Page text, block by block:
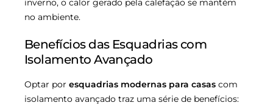
inverno, o calor gerado pela calefação se mantém
no ambiente.
Benefícios das Esquadrias com
Isolamento Avançado
Optar por esquadrias modernas para casas com
isolamento avançado traz uma série de benefícios: